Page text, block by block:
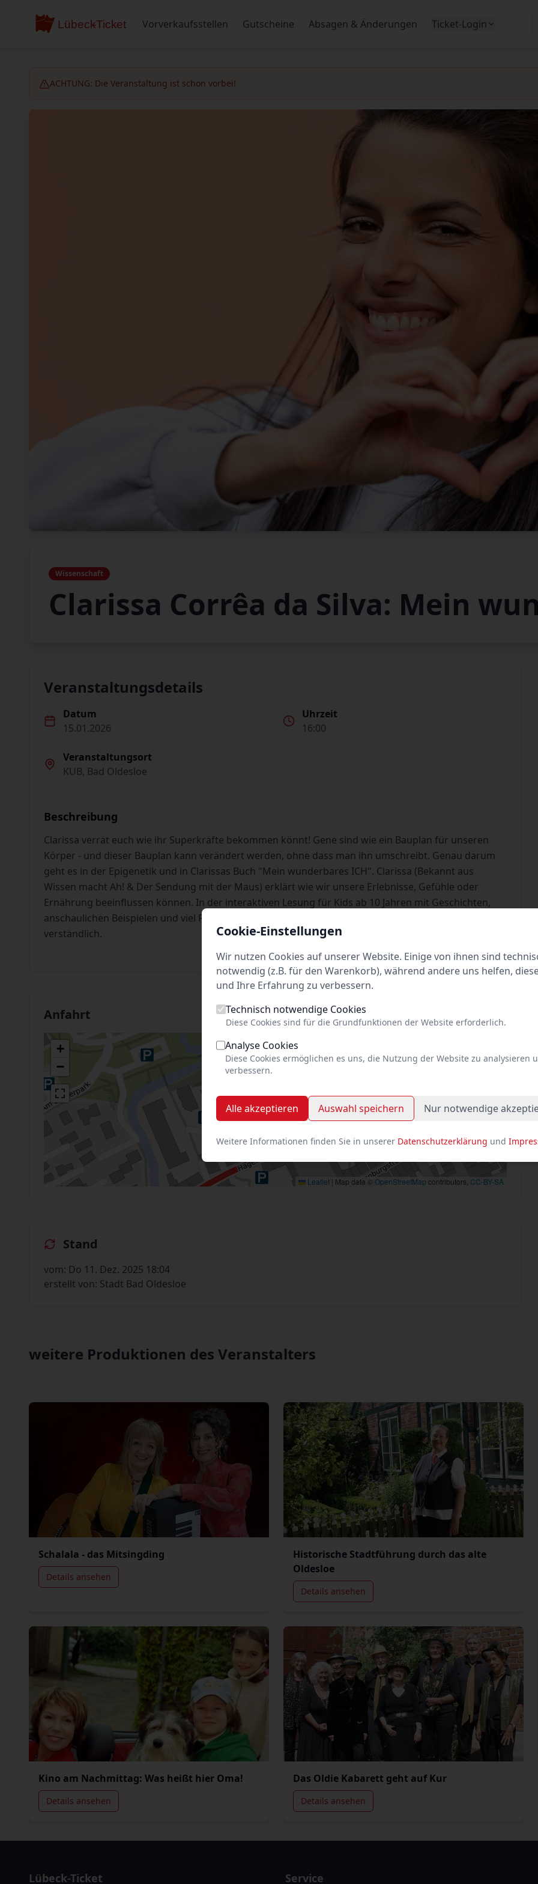
Vorverkaufsstellen Gutscheine Absagen & Änderungen Ticket-Login
ACHTUNG: Die Veranstaltung ist schon vorbei!
Wissenschaft
Clarissa Corrêa da Silva: Mein
Veranstaltungsdetails
Datum
15.01.2026
Uhrzeit
16:00
Veranstaltungsort
KUB, Bad Oldesloe
Beschreibung
Clarissa verrät euch wie ihr Superkräfte bekommen könnt! Gene sind wie ein Bauplan für unseren
Körper - und dieser Bauplan kann verändert werden, ohne dass man ihn umschreibt. Genau darum
geht es in der Epigenetik und in Clarissas Buch "Mein wunderbares ICH". Clarissa (Bekannt aus
Wissen macht Ah! & Der Sendung mit der Maus) erklärt wie wir unsere Erlebnisse, Gefühle oder
Ernährung beeinflussen können. In der interaktiven Lesung für Kids ab 10 Jahren mit Geschichten,
anschaulichen Beispielen und viel Raum zum Fragenstellen wird Wissenschaft lebendig und
verständlich.
Anfahrt
+
−
Leaflet | Map data ©OpenStreetMap contributors, CC-BY-SA
Stand
vom: Do 11. Dez. 2025 18:04
erstellt von: Stadt Bad Oldesloe
weitere Produktionen des Veranstalters
Schalala - das Mitsingding
Details ansehen
Historische Stadtführung durch das alte
Oldesloe
Details ansehen
Kino am Nachmittag: Was heißt hier Oma!
Details ansehen
Das Oldie Kabarett geht auf Kur
Details ansehen
Lübeck-Ticket Service
Cookie-Einstellungen
Wir nutzen Cookies auf unserer Website. Einige von ihnen sind
notwendig (z.B. für den Warenkorb), während andere uns helfen,
und Ihre Erfahrung zu verbessern.
Technisch notwendige Cookies
Diese Cookies sind für die Grundfunktionen der Website erforderlich.
Analyse Cookies
Diese Cookies ermöglichen es uns, die Nutzung der Website zu analysieren
verbessern.
Alle akzeptieren Auswahl speichern Nur notwendige
Weitere Informationen finden Sie in unserer Datenschutzerklärung und